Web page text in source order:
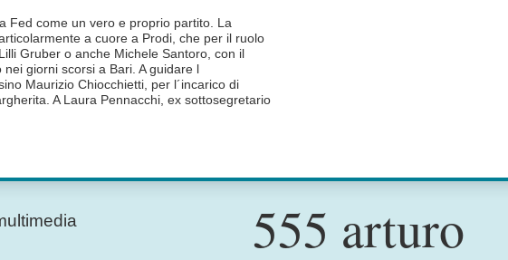
Fed come un vero e proprio partito. La
a cuore a Prodi, che per il ruolo
Gruber o anche Michele Santoro, con il
giorni scorsi a Bari. A guidare l
Maurizio Chiocchietti, per l´incarico di
A Laura Pennacchi, ex sottosegretario
555 arturo